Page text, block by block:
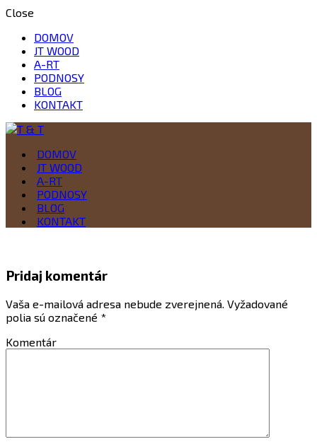
Close
DOMOV
JT WOOD
A-RT
PODNOSY
BLOG
KONTAKT
T & T
Drevo je naša vášeň
DOMOV
JT WOOD
A-RT
PODNOSY
BLOG
KONTAKT
Pridaj komentár
Vaša e-mailová adresa nebude zverejnená. Vyžadované
polia sú označené *
Komentár